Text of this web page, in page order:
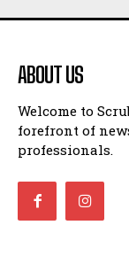
ABOUT US
Welcome to
forefront of
professionals.